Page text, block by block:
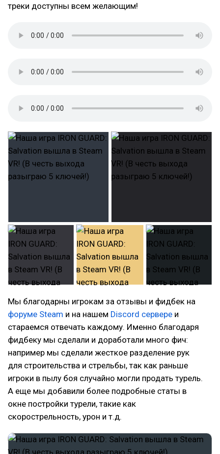
треки доступны всем желающим!
Мы благодарны игрокам за отзывы и фидбек на
форуме Steam и на нашем Discord сервере и
стараемся отвечать каждому. Именно благодаря
фидбеку мы сделали и доработали много фич:
например мы сделали жесткое разделение рук
для строительства и стрельбы, так как раньше
игроки в пылу боя случайно могли продать турель.
А еще мы добавили более подробные статы в
окне постройки турели, такие как
скорострельность, урон и т.д.